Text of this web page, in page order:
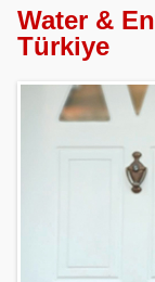
Water &
Türkiye